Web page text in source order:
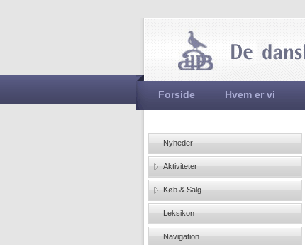
Hovedmenu
Forside Hvem er vi
Nyheder
Aktiviteter
Køb & Salg
Leksikon
Navigation